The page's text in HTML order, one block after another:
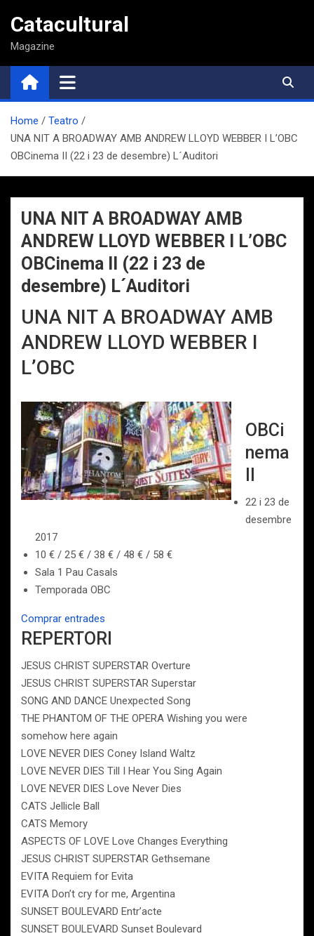
contenido
Catacultural
Magazine
Home
Teatro
UNA NIT A BROADWAY AMB ANDREW LLOYD WEBBER I L’OBC
OBCinema II (22 i 23 de desembre) L´Auditori
UNA NIT A BROADWAY AMB
ANDREW LLOYD WEBBER I L’OBC
OBCinema II (22 i 23 de
desembre) L´Auditori
UNA NIT A BROADWAY AMB
ANDREW LLOYD WEBBER I
L’OBC
OBCi
nema
22 i 23 de
desembre
2017
10 € / 25 € / 38 € / 48 € / 58 €
Sala 1 Pau Casals
Temporada OBC
Comprar entrades
REPERTORI
JESUS CHRIST SUPERSTAR Overture
JESUS CHRIST SUPERSTAR Superstar
SONG AND DANCE Unexpected Song
THE PHANTOM OF THE OPERA Wishing you were
somehow here again
LOVE NEVER DIES Coney Island Waltz
LOVE NEVER DIES Till I Hear You Sing Again
LOVE NEVER DIES Love Never Dies
CATS Jellicle Ball
CATS Memory
ASPECTS OF LOVE Love Changes Everything
JESUS CHRIST SUPERSTAR Gethsemane
EVITA Requiem for Evita
EVITA Don’t cry for me, Argentina
SUNSET BOULEVARD Entr’acte
SUNSET BOULEVARD Sunset Boulevard